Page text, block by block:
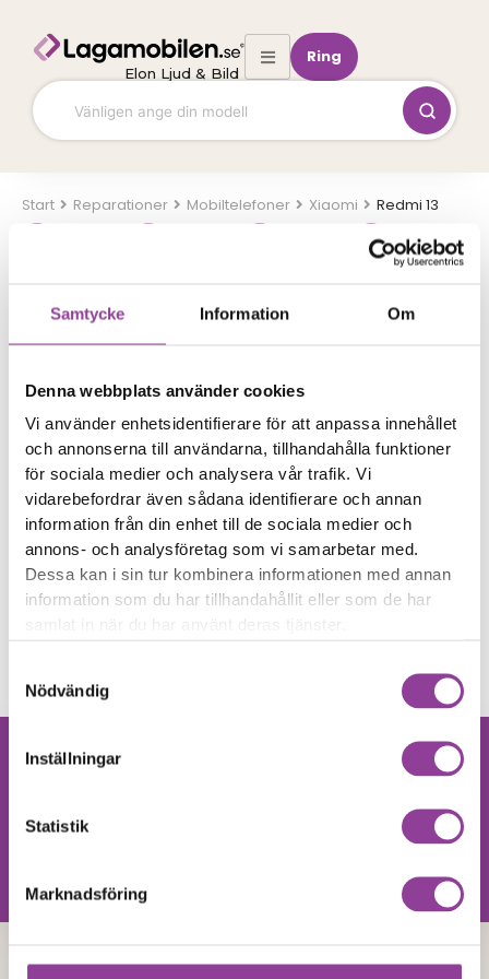
Samtycke Information Om
Denna webbplats använder cookies
Vi använder enhetsidentifierare för att anpassa innehållet
och annonserna till användarna, tillhandahålla funktioner
för sociala medier och analysera vår trafik. Vi
vidarebefordrar även sådana identifierare och annan
information från din enhet till de sociala medier och
annons- och analysföretag som vi samarbetar med.
Dessa kan i sin tur kombinera informationen med annan
information som du har tillhandahållit eller som de har
samlat in när du har använt deras tjänster.
Nödvändig
Inställningar
Statistik
Marknadsföring
innehåll
Elon Ljud & Bild
Ring
Start Mobiltelefoner Xiaomi Redmi 13
Reparation
Sök direkt
Eller välj reparation
Klicka här
Skärmbyte
Xiaomi Redmi 13
Byte av skärm Kvalité A
(Original Display)
4 199,00kr
Klicka här
Felsökning
Xiaomi Redmi 13
Felsökning
299,00 kr
Klicka här
Rengöring
Xiaomi Redmi 13
Rengöring
Hittar du inte
din produkt?